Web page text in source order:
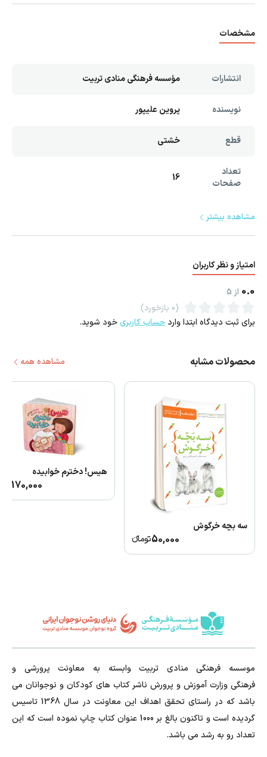
مشخصات
انتشارات مؤسسه فرهنگی منادی تربیت
نویسنده پروین علیپور
قطع خشتی
تعداد
صفحات
16
مشاهده بیشتر
امتیاز و نظر کاربران
0.0 از 5
(0 بازخورد)
برای ثبت دیدگاه ابتدا وارد حساب کاربریخود شوید.
محصولات مشابه مشاهده همه
سه بچه خرگوش
50,000تومانء
هیس! دخترم خوابیده
170,000
موسسه فرهنگی منادی تربیت وابسته به معاونت پرورشی و
فرهنگی وزارت آموزش و پرورش ناشر کتاب های کودکان و نوجوانان می
باشد که در راستای تحقق اهداف این معاونت در سال 1368 تاسیس
گردیده است و تاکنون بالغ بر 1000 عنوان کتاب چاپ نموده است که این
تعداد رو به رشد می باشد.